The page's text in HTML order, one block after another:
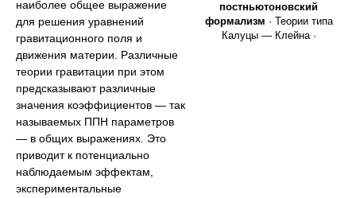
постньютоновский
формализм · Теории типа
Калуцы — Клейна ·
наиболее общее выражение
для решения уравнений
гравитационного поля и
движения материи. Различные
теории гравитации при этом
предсказывают различные
значения коэффициентов — так
называемых ППН параметров
— в общих выражениях. Это
приводит к потенциально
наблюдаемым эффектам,
экспериментальные